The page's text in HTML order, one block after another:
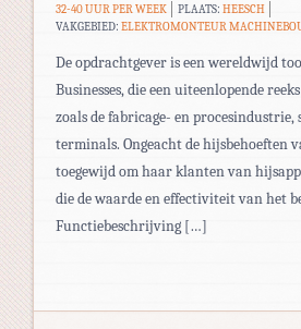
32-40 UUR PER WEEK PLAATS: HEESCH
VAKGEBIED: ELEKTROMONTEUR
De opdrachtgever is een wereldwijd
Businesses, die een uiteenlopende
zoals de fabricage- en procesindustrie,
terminals. Ongeacht de hijsbehoeften
toegewijd om haar klanten van
die de waarde en effectiviteit van het
Functiebeschrijving […]